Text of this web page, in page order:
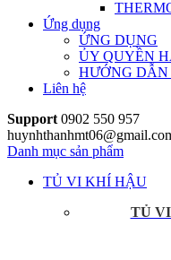
Ứng dụng
ỨNG DỤNG
ỦY QUYỀN
HƯỚNG DẪN
Liên hệ
Support 0902 550 957
Danh mục sản phẩm
TỦ VI KHÍ HẬU
TỦ